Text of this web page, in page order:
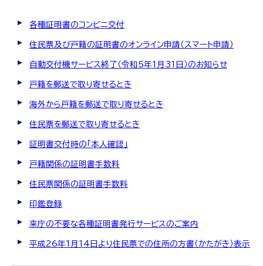
各種証明書のコンビニ交付
住民票及び戸籍の証明書のオンライン申請（スマート申請）
自動交付機サービス終了（令和5年1月31日）のお知らせ
戸籍を郵送で取り寄せるとき
海外から戸籍を郵送で取り寄せるとき
住民票を郵送で取り寄せるとき
証明書交付時の「本人確認」
戸籍関係の証明書手数料
住民票関係の証明書手数料
印鑑登録
来庁の不要な各種証明書発行サービスのご案内
平成26年1月14日より住民票での住所の方書（かたがき）表示